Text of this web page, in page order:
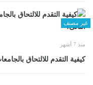
غير مصنف
منذ 7 أشهر
كيفية التقدم للالتحاق